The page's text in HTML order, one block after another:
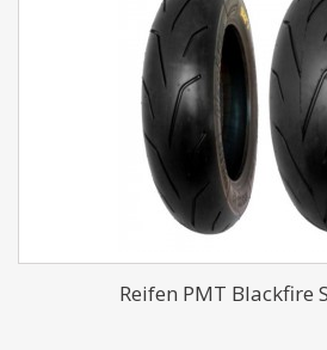
Reifen PMT Blackfire